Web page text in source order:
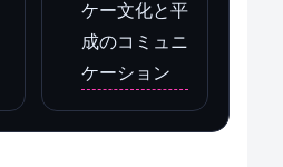
ケー文化と平
成のコミュニ
ケーション